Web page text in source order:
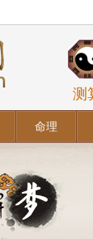
测
命理